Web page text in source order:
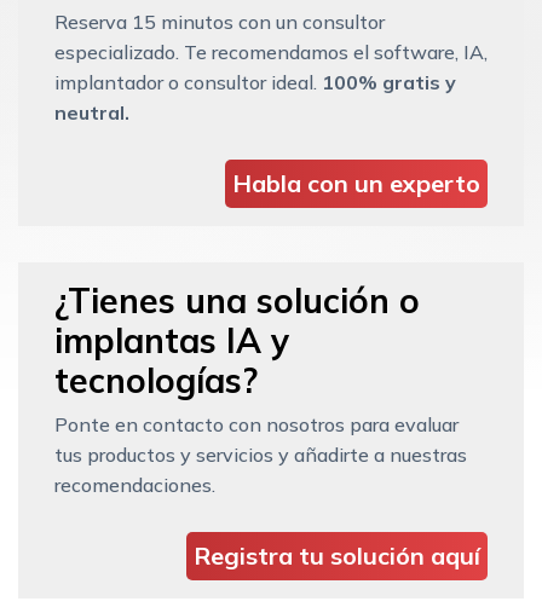
Reserva 15 minutos con un consultor
especializado. Te recomendamos el software, IA,
implantador o consultor ideal. 100% gratis y
neutral.
Habla con un experto
¿Tienes una solución o
implantas IA y
tecnologías?
Ponte en contacto con nosotros para evaluar
tus productos y servicios y añadirte a nuestras
recomendaciones.
Registra tu solución aquí